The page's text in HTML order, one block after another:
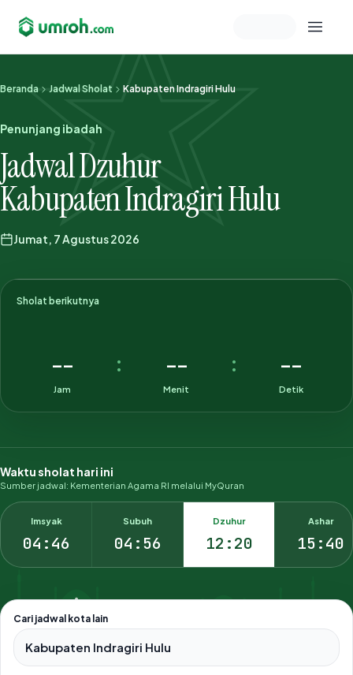
Memeriksa sesi akun
Beranda Jadwal Sholat Kabupaten Indragiri Hulu
Penunjang ibadah
Jadwal Dzuhur
Kabupaten Indragiri Hulu
Jumat, 7 Agustus 2026
Sholat berikutnya
--
Jam
: --
Menit
: --
Detik
Waktu sholat hari ini
Sumber jadwal: Kementerian Agama RI melalui MyQuran
Imsyak
04:46
Subuh
04:56
Dzuhur
12:20
Ashar
15:40
Cari jadwal kota lain
Pilih salah satu dari 500+ kota dan kabupaten di Indonesia.